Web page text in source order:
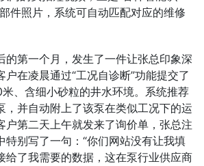
件照片，系统可自动匹配对应的维修
的第一个月，发生了一件让张总印象深
在凌晨通过“工况自诊断”功能提交了
、含细小砂粒的井水环境。系统推荐
，并自动附上了该泵在类似工况下的运
户第二天上午就发来了询价单，张总注
特别写了一句：“你们网站没有让我填
给了我需要的数据，这在泵行业供应商